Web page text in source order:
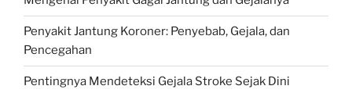
Penyakit Jantung Koroner: Penyebab, Gejala, dan
Pencegahan
Pentingnya Mendeteksi Gejala Stroke Sejak Dini